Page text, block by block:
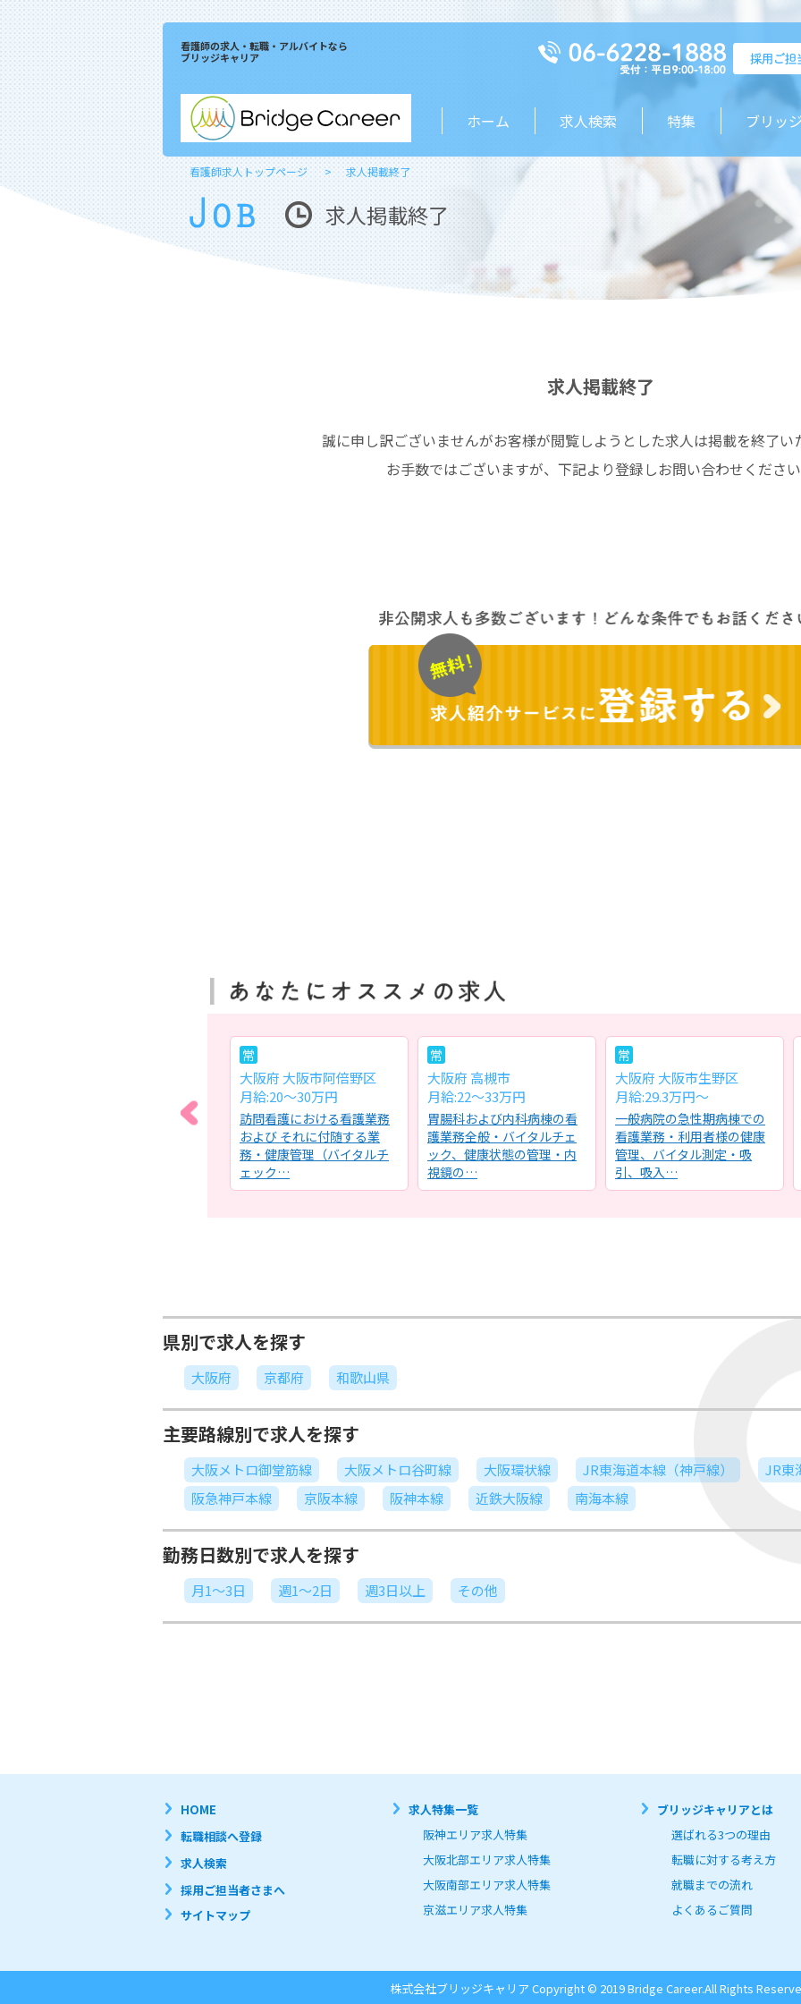
看護師の求人・転職・アルバイトなら
ブリッジキャリア
ホーム 求人検索 特集 ブリッ
看護師求人トップページ 求人掲載終了
求人掲載終了
求人掲載終了
誠に申し訳ございませんがお客様が閲覧しようとした求人は掲載を終了い
お手数ではございますが、下記より登録しお問い合わせください
介護老人保健施設での看護
常
大阪府 大阪市阿倍野区
月給:20～30万円
訪問看護における看護業務
および それに付随する業
務・健康管理（バイタルチ
ェック…
常
大阪府 高槻市
月給:22～33万円
胃腸科および内科病棟の看
護業務全般・バイタルチェ
ック、健康状態の管理・内
視鏡の…
常
大阪府 大阪市生野区
月給:29.3万円～
一般病院の急性期病棟での
看護業務・利用者様の健康
管理、バイタル測定・吸
引、吸入…
県別で求人を探す
大阪府 京都府 和歌山県
主要路線別で求人を探す
大阪メトロ御堂筋線 大阪メトロ谷町線 大阪環状線 JR東海道本線（神戸線）
JR東
阪急神戸本線
京阪本線 阪神本線 近鉄大阪線 南海本線
勤務日数別で求人を探す
月1～3日 週1～2日 週3日以上 その他
HOME
転職相談へ登録
求人検索
採用ご担当者さまへ
サイトマップ
求人特集一覧
阪神エリア求人特集
大阪北部エリア求人特集
大阪南部エリア求人特集
京滋エリア求人特集
ブリッジキャリアとは
選ばれる3つの理由
転職に対する考え方
就職までの流れ
よくあるご質問
株式会社ブリッジキャリア Copyright © 2019 Bridge Career.All Rights